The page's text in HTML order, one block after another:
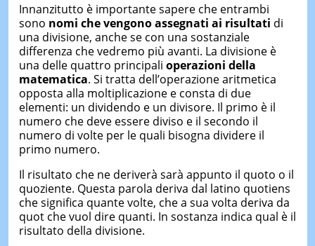
Innanzitutto è importante sapere che entrambi
sono nomi che vengono assegnati ai risultati di
una divisione, anche se con una sostanziale
differenza che vedremo più avanti. La divisione è
una delle quattro principali operazioni della
matematica. Si tratta dell’operazione aritmetica
opposta alla moltiplicazione e consta di due
elementi: un dividendo e un divisore. Il primo è il
numero che deve essere diviso e il secondo il
numero di volte per le quali bisogna dividere il
primo numero.
Il risultato che ne deriverà sarà appunto il quoto o il
quoziente. Questa parola deriva dal latino quotiens
che significa quante volte, che a sua volta deriva da
quot che vuol dire quanti. In sostanza indica qual è il
risultato della divisione.